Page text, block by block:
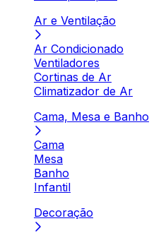
Ar e Ventilação
Ar Condicionado
Ventiladores
Cortinas de Ar
Climatizador de Ar
Cama, Mesa e Banho
Cama
Mesa
Banho
Infantil
Decoração